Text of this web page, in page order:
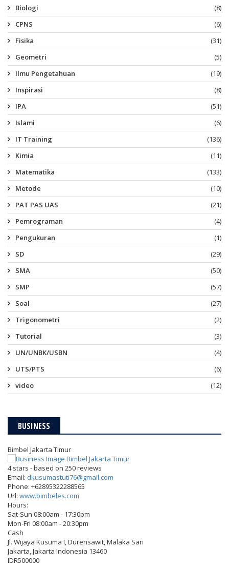
Biologi
(8)
CPNS
(6)
Fisika
(31)
Geometri
(5)
Ilmu Pengetahuan
(19)
Inspirasi
(8)
IPA
(51)
Islami
(6)
IT Training
(136)
Kimia
(11)
Matematika
(133)
Metode
(10)
PAT PAS UAS
(21)
Pemrograman
(4)
Pengukuran
(1)
SD
(29)
SMA
(50)
SMP
(57)
Soal
(27)
Trigonometri
(2)
Tutorial
(3)
UN/UNBK/USBN
(4)
UTS/PTS
(6)
video
(12)
BUSINESS
Bimbel Jakarta Timur
4stars - based on 250reviews
Email: dkusumastuti76@gmail.com
Phone: +62895322288565
Url: www.bimbeles.com
Hours:
Sat-Sun 08:00am - 17:30pm
Mon-Fri 08:00am - 20:30pm
Cash
Jl. Wijaya Kusuma I, Durensawit, Malaka Sari
Jakarta,Jakarta Indonesia 13460
IDR500000